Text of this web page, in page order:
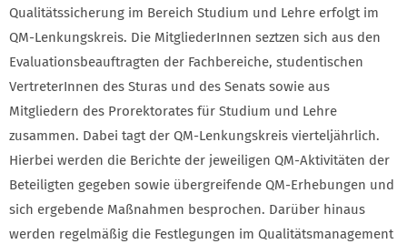
Qualitätssicherung im Bereich Studium und Lehre erfolgt im
QM-Lenkungskreis. Die MitgliederInnen seztzen sich aus den
Evaluationsbeauftragten der Fachbereiche, studentischen
VertreterInnen des Sturas und des Senats sowie aus
Mitgliedern des Prorektorates für Studium und Lehre
zusammen. Dabei tagt der QM-Lenkungskreis vierteljährlich.
Hierbei werden die Berichte der jeweiligen QM-Aktivitäten der
Beteiligten gegeben sowie übergreifende QM-Erhebungen und
sich ergebende Maßnahmen besprochen. Darüber hinaus
werden regelmäßig die Festlegungen im Qualitätsmanagement